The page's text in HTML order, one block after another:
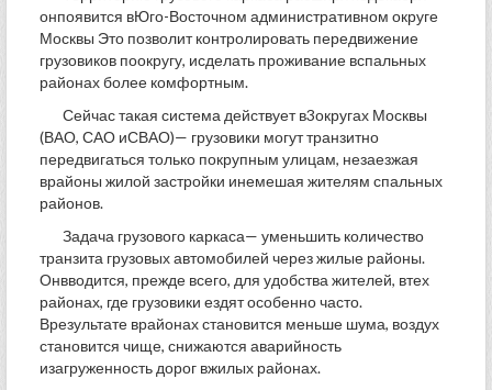
онпоявится вЮго-Восточном административном округе
Москвы Это позволит контролировать передвижение
грузовиков поокругу, исделать проживание вспальных
районах более комфортным.
Сейчас такая система действует в3округах Москвы
(ВАО, САО иСВАО)— грузовики могут транзитно
передвигаться только покрупным улицам, незаезжая
врайоны жилой застройки инемешая жителям спальных
районов.
Задача грузового каркаса— уменьшить количество
транзита грузовых автомобилей через жилые районы.
Онвводится, прежде всего, для удобства жителей, втех
районах, где грузовики ездят особенно часто.
Врезультате врайонах становится меньше шума, воздух
становится чище, снижаются аварийность
изагруженность дорог вжилых районах.